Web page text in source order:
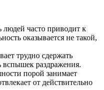
людей часто приводит к
оказывается не такой,
трудно сдержать
раздражения.
порой занимает
от действительно